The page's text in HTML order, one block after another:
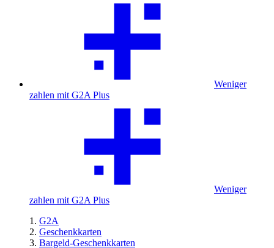
Weniger
zahlen mit G2A Plus
Weniger
zahlen mit G2A Plus
G2A
Geschenkkarten
Bargeld-Geschenkkarten